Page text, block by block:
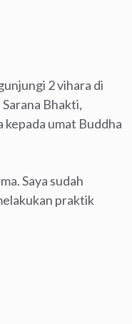
2 vihara di
Bhakti,
umat Buddha
Saya sudah
praktik